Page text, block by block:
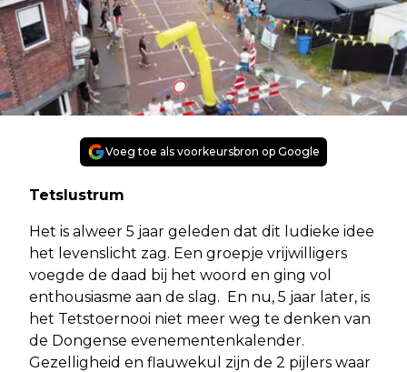
Voeg toe als voorkeursbron op Google
Tetslustrum
Het is alweer 5 jaar geleden dat dit ludieke idee
het levenslicht zag. Een groepje vrijwilligers
voegde de daad bij het woord en ging vol
enthousiasme aan de slag. En nu, 5 jaar later, is
het Tetstoernooi niet meer weg te denken van
de Dongense evenementenkalender.
Gezelligheid en flauwekul zijn de 2 pijlers waar